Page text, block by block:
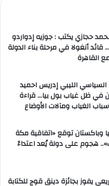
حجازي يكتب : جوزيه إدواردو
أنغولا في مرحلة بناء الدولة
القاهرة
السياسي الليبي إدريس احميد
في ظل غياب بول بيا… قراءة
الغياب ومآلات الأوضاع
وباكستان توقع «اتفاقية مكة
هجوم على دولة يُعد اعتداءً
يفوز بجائزة دينق قوج للكتابة